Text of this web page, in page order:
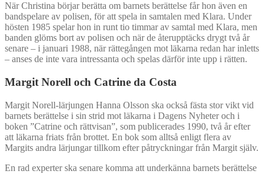
När Christina börjar berätta om barnets berättelse får hon även en
bandspelare av polisen, för att spela in samtalen med Klara. Under
hösten 1985 spelar hon in runt tio timmar av samtal med Klara, men
banden glöms bort av polisen och när de återupptäcks drygt två år
senare – i januari 1988, när rättegången mot läkarna redan har inletts
– anses de inte vara intressanta och spelas därför inte upp i rätten.
Margit Norell och Catrine da Costa
Margit Norell-lärjungen Hanna Olsson ska också fästa stor vikt vid
barnets berättelse i sin strid mot läkarna i Dagens Nyheter och i
boken ”Catrine och rättvisan”, som publicerades 1990, två år efter
att läkarna friats från brottet. En bok som alltså enligt flera av
Margits andra lärjungar tillkom efter påtryckningar från Margit själv.
En rad experter ska senare komma att underkänna barnets berättelse